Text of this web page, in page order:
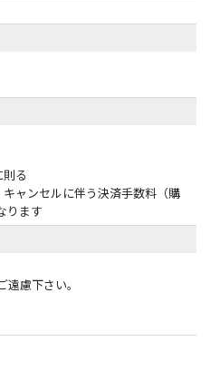
る
ャンセルに伴う決済手数料（購
ります
慮下さい。